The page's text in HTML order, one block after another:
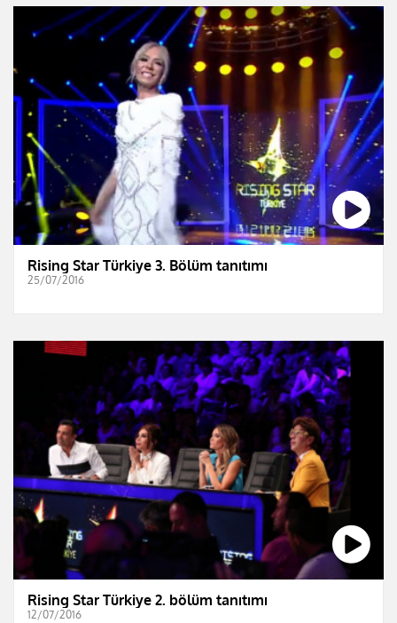
Rising Star Türkiye 3. Bölüm tanıtımı
25/07/2016
Rising Star Türkiye 2. bölüm tanıtımı
12/07/2016